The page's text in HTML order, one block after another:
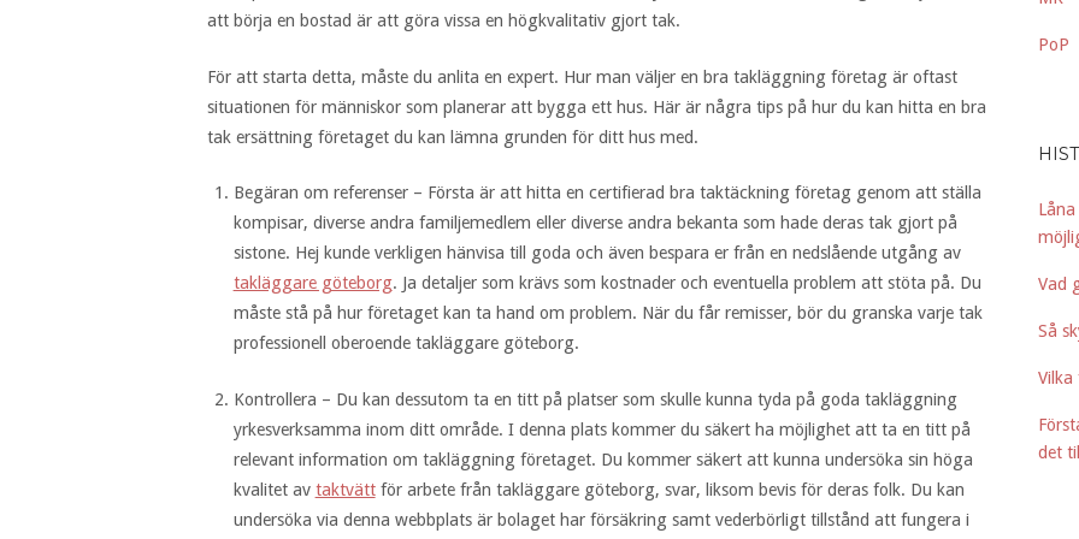
att börja en bostad är att göra vissa en högkvalitativ gjort tak.
För att starta detta, måste du anlita en expert. Hur man väljer en bra takläggning företag är oftast
situationen för människor som planerar att bygga ett hus. Här är några tips på hur du kan hitta en bra
tak ersättning företaget du kan lämna grunden för ditt hus med.
Begäran om referenser – Första är att hitta en certifierad bra taktäckning företag genom att ställa
kompisar, diverse andra familjemedlem eller diverse andra bekanta som hade deras tak gjort på
sistone. Hej kunde verkligen hänvisa till goda och även bespara er från en nedslående utgång av
takläggare göteborg. Ja detaljer som krävs som kostnader och eventuella problem att stöta på. Du
måste stå på hur företaget kan ta hand om problem. När du får remisser, bör du granska varje tak
professionell oberoende takläggare göteborg.
Kontrollera – Du kan dessutom ta en titt på platser som skulle kunna tyda på goda takläggning
yrkesverksamma inom ditt område. I denna plats kommer du säkert ha möjlighet att ta en titt på
relevant information om takläggning företaget. Du kommer säkert att kunna undersöka sin höga
kvalitet av taktvättför arbete från takläggare göteborg, svar, liksom bevis för deras folk. Du kan
undersöka via denna webbplats är bolaget har försäkring samt vederbörligt tillstånd att fungera i
PoP
Vad
Så
Vilka
det